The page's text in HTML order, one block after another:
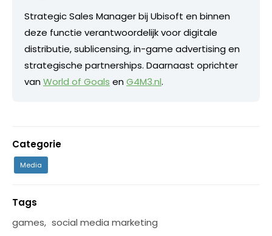
Strategic Sales Manager bij Ubisoft en binnen
deze functie verantwoordelijk voor digitale
distributie, sublicensing, in-game advertising en
strategische partnerships. Daarnaast oprichter
vanWorld of Goals enG4M3.nl.
Categorie
Media
Tags
games, social media marketing